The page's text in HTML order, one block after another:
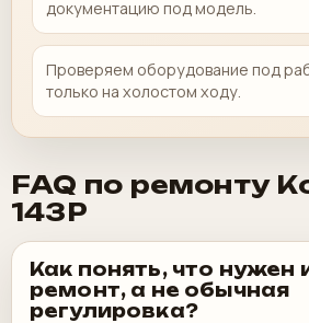
документацию под модель.
Проверяем оборудование под
только на холостом ходу.
FAQ по ремонту
143P
Как понять, что нужен
ремонт, а не обычная
регулировка?